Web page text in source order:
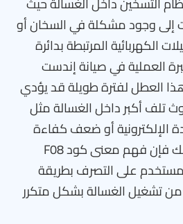
إلى وجود مشكلة في السخان أو
الكهربائية المرتبطة بدائرة
العملية في صيانة إندست
العطل لفترة طويلة قد يؤدي
تلف أكبر داخل الغسالة مثل
الإلكترونية أو ضعف كفاءة
التشغيل بشكل عام. لذلك فإن فهم معنى كود F08
على التصرف بطريقة
من تشغيل الغسالة بشكل متكرر